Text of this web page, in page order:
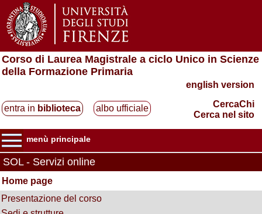
Corso di Laurea Magistrale a ciclo Unico in Scienze
della Formazione Primaria
english version
entra in biblioteca albo ufficiale
CercaChi
Cerca nel sito
menù principale
SOL - Servizi online
Home page
Presentazione del corso